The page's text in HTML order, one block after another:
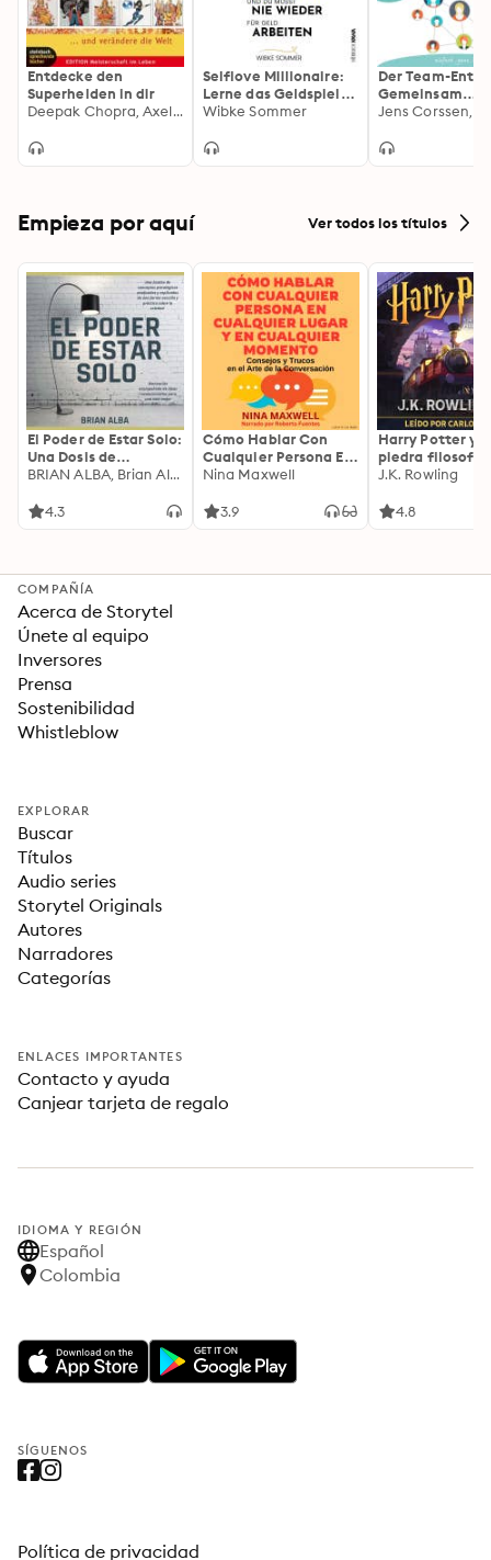
Entdecke den
Superhelden in dir
Deepak Chopra, Axel Wostry
Selflove Millionaire:
Lerne das Geldspiel
und du musst nie
arbeiten
Wibke Sommer
Der Team-
Gemeinsam
gewinnen
Empieza por aquí Ver todos los títulos
El Poder de Estar Solo:
Una Dosis de
Motivación
Ideas Revolucionarias
BRIAN ALBA, Brian Alba
4.3
Cómo Hablar Con
Cualquier Persona En
Cualquier Lugar Y En
Nina Maxwell
3.9
Harry Potter y
piedra filosofal
J.K. Rowling
4.8
COMPAÑÍA
Acerca de Storytel
Únete al equipo
Inversores
Prensa
Sostenibilidad
Whistleblow
EXPLORAR
Buscar
Títulos
Audio series
Storytel Originals
Autores
Narradores
Categorías
ENLACES IMPORTANTES
Contacto y ayuda
Canjear tarjeta de regalo
IDIOMA Y REGIÓN
Español
Colombia
SÍGUENOS
Política de privacidad